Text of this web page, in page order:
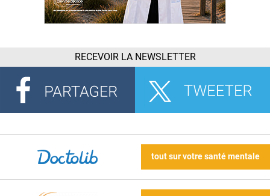
RECEVOIR LA NEWSLETTER
tout sur votre santé mentale